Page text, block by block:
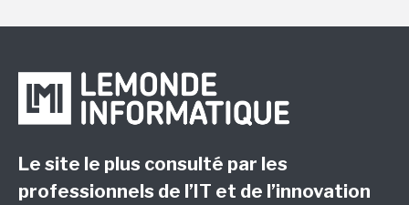
Le site le plus consulté par les
professionnels de l’IT et de l’innovation